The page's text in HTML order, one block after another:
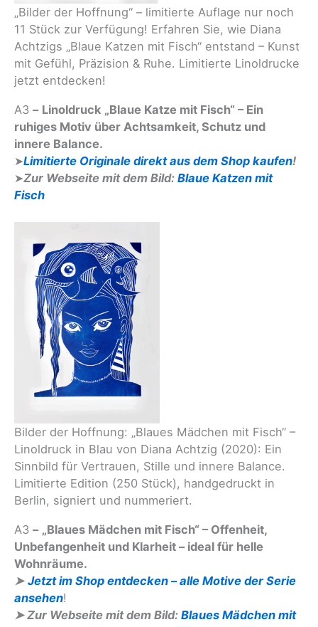
„Bilder der Hoffnung“ – limitierte Auflage nur noch
11 Stück zur Verfügung! Erfahren Sie, wie Diana
Achtzigs „Blaue Katzen mit Fisch“ entstand – Kunst
mit Gefühl, Präzision & Ruhe. Limitierte Linoldrucke
jetzt entdecken!
A3 – Linoldruck „Blaue Katze mit Fisch“ – Ein
ruhiges Motiv über Achtsamkeit, Schutz und
innere Balance.
➤Limitierte Originale direkt aus dem Shop kaufen!
➤Zur Webseite mit dem Bild: Blaue Katzen mit
Fisch
Bilder der Hoffnung: „Blaues Mädchen mit Fisch“ –
Linoldruck in Blau von Diana Achtzig (2020): Ein
Sinnbild für Vertrauen, Stille und innere Balance.
Limitierte Edition (250 Stück), handgedruckt in
Berlin, signiert und nummeriert.
A3 – „Blaues Mädchen mit Fisch“ – Offenheit,
Unbefangenheit und Klarheit – ideal für helle
Wohnräume.
➤ Jetzt im Shop entdecken – alle Motive der Serie
ansehen!
➤ Zur Webseite mit dem Bild: Blaues Mädchen mit